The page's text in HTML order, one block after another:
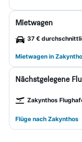
Mietwagen
37 €
Mietwagen in
Nächstgelegene
Zakynthos
Flüge nach Zakynthos